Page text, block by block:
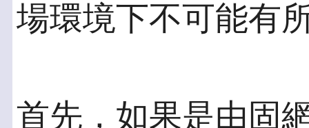
場環境下不可能有
首先，如果是由固